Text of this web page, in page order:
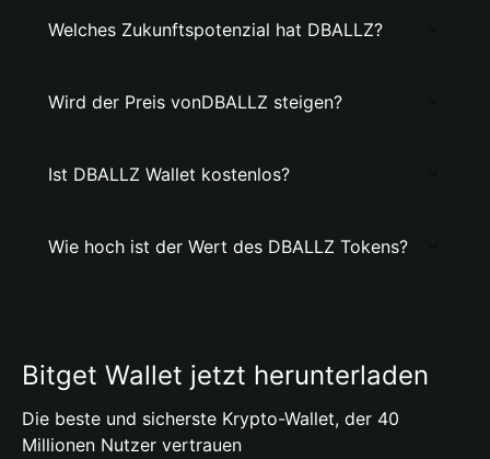
Welches Zukunftspotenzial hat DBALLZ?
Wird der Preis vonDBALLZ steigen?
Ist DBALLZ Wallet kostenlos?
Wie hoch ist der Wert des DBALLZ Tokens?
Bitget Wallet jetzt herunterladen
Die beste und sicherste Krypto-Wallet, der 40
Millionen Nutzer vertrauen